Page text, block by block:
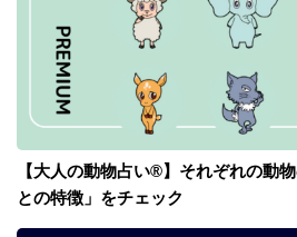
【大人の動物占い®】それぞれの動
との特徴」をチェック